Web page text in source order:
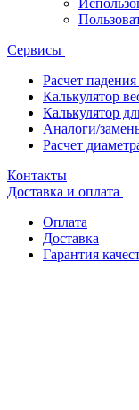
Сервисы
Расчет
Калькулятор
Калькулятор
Аналоги/
Расчет
Контакты
Доставка и оплата
Оплата
Доставка
Гарантия